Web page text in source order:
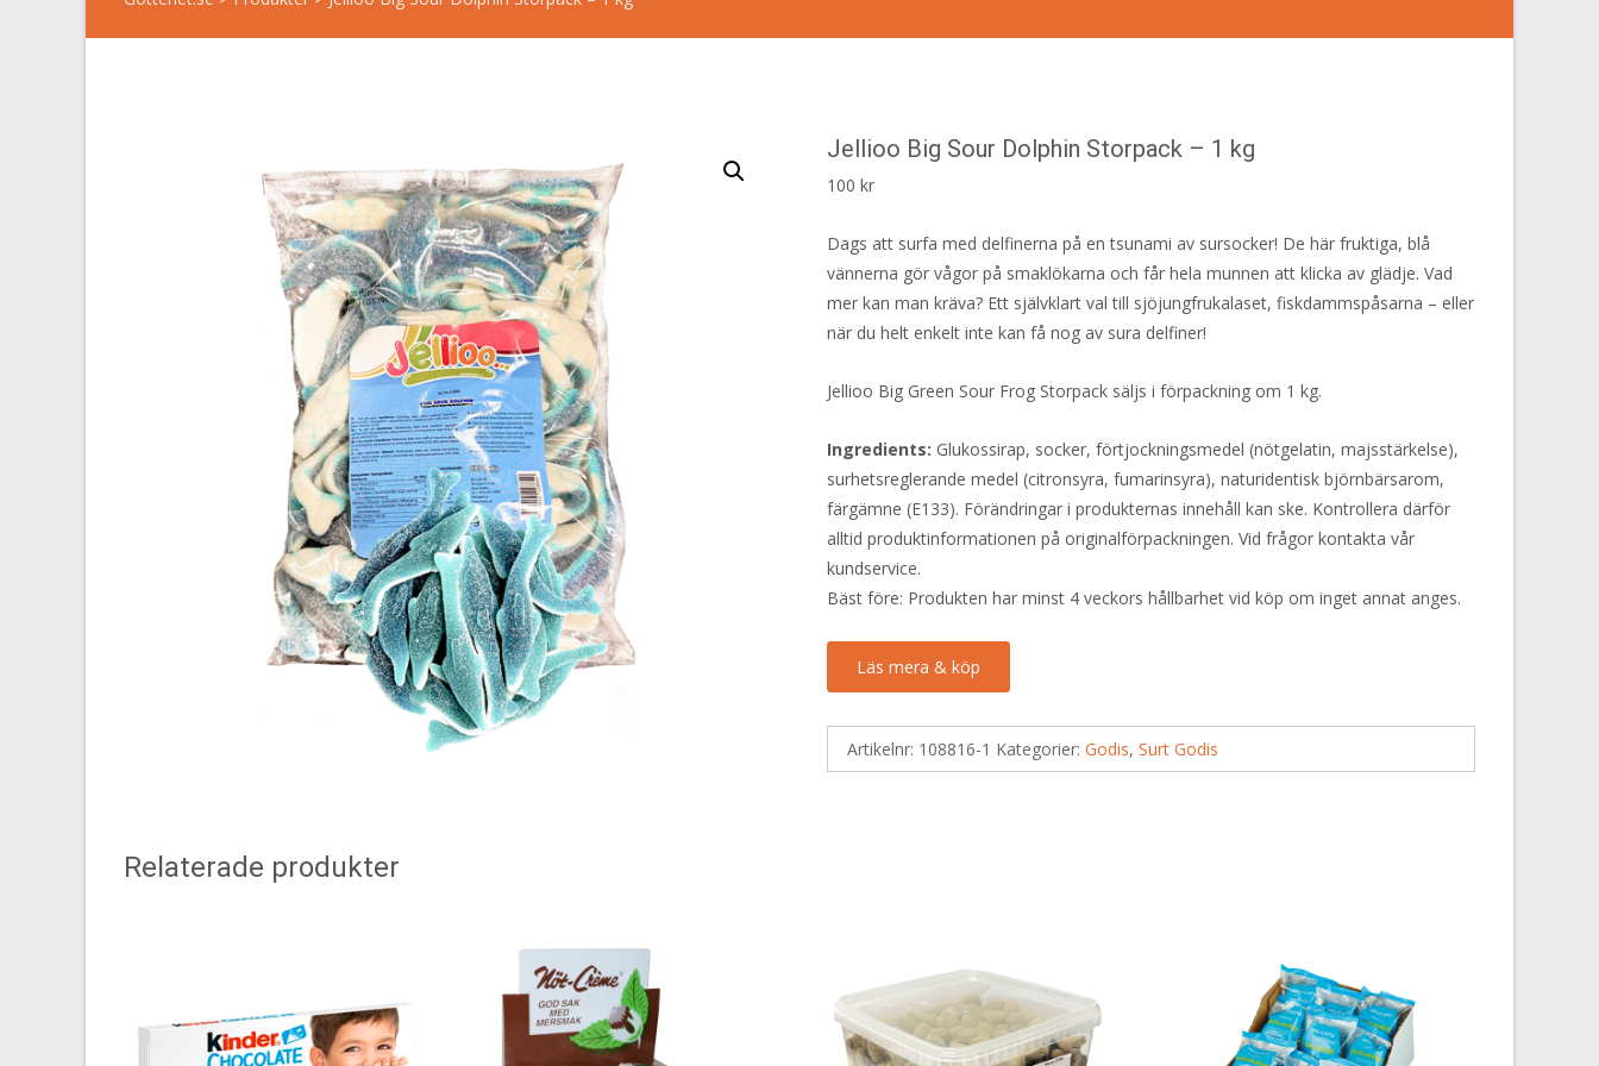
Jellioo Big Sour Dolphin Storpack – 1 kg
100 kr
Dags att surfa med delfinerna på en tsunami av sursocker! De här fruktiga, blå
vännerna gör vågor på smaklökarna och får hela munnen att klicka av glädje. Vad
mer kan man kräva? Ett självklart val till sjöjungfrukalaset, fiskdammspåsarna – eller
när du helt enkelt inte kan få nog av sura delfiner!
Jellioo Big Green Sour Frog Storpack säljs i förpackning om 1 kg.
Ingredients: Glukossirap, socker, förtjockningsmedel (nötgelatin, majsstärkelse),
surhetsreglerande medel (citronsyra, fumarinsyra), naturidentisk björnbärsarom,
färgämne (E133). Förändringar i produkternas innehåll kan ske. Kontrollera därför
alltid produktinformationen på originalförpackningen. Vid frågor kontakta vår
kundservice.
Bäst före: Produkten har minst 4 veckors hållbarhet vid köp om inget annat anges.
Läs mera & köp
Artikelnr: 108816-1 Kategorier: Godis, Surt Godis
Relaterade produkter